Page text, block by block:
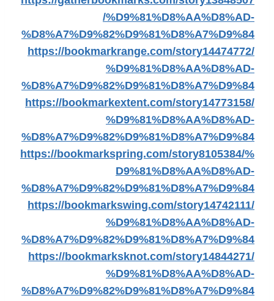
/%D9%81%D8%AA%D8%AD-
%D8%A7%D9%82%D9%81%D8%A7%D9%84
https://bookmarkrange.com/story14474772/
%D9%81%D8%AA%D8%AD-
%D8%A7%D9%82%D9%81%D8%A7%D9%84
https://bookmarkextent.com/story14773158/
%D9%81%D8%AA%D8%AD-
%D8%A7%D9%82%D9%81%D8%A7%D9%84
https://bookmarkspring.com/story8105384/%
D9%81%D8%AA%D8%AD-
%D8%A7%D9%82%D9%81%D8%A7%D9%84
https://bookmarkswing.com/story14742111/
%D9%81%D8%AA%D8%AD-
%D8%A7%D9%82%D9%81%D8%A7%D9%84
https://bookmarksknot.com/story14844271/
%D9%81%D8%AA%D8%AD-
%D8%A7%D9%82%D9%81%D8%A7%D9%84